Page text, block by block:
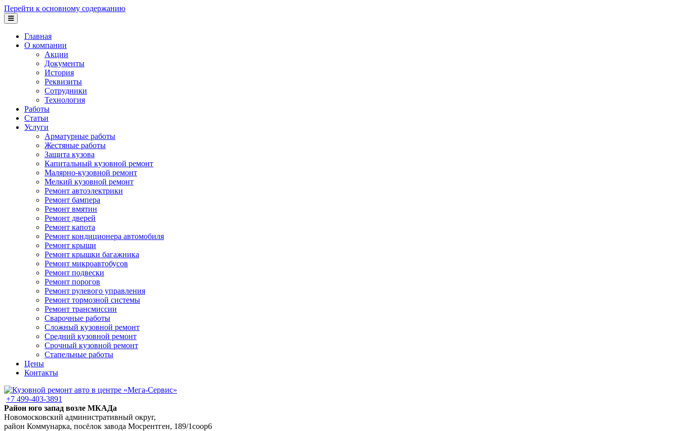
Перейти к основному содержанию
Главная
О компании
Акции
Документы
История
Реквизиты
Сотрудники
Технология
Работы
Статьи
Услуги
Арматурные работы
Жестяные работы
Защита кузова
Капитальный кузовной ремонт
Малярно-кузовной ремонт
Мелкий кузовной ремонт
Ремонт автоэлектрики
Ремонт бампера
Ремонт вмятин
Ремонт дверей
Ремонт капота
Ремонт кондиционера автомобиля
Ремонт крыши
Ремонт крышки багажника
Ремонт микроавтобусов
Ремонт подвески
Ремонт порогов
Ремонт рулевого управления
Ремонт тормозной системы
Ремонт трансмиссии
Сварочные работы
Сложный кузовной ремонт
Средний кузовной ремонт
Срочный кузовной ремонт
Стапельные работы
Цены
Контакты
+7 499-403-3891
Район юго запад возле МКАДа
Новомосковский административный округ,
район Коммунарка, посёлок завода Мосрентген, 189/1соор6